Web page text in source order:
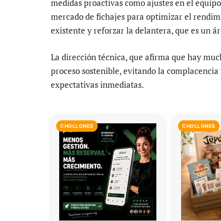
medidas proactivas como ajustes en el
mercado de fichajes para optimizar el
existente y reforzar la delantera, que es un
La dirección técnica, que afirma que hay
proceso sostenible, evitando la
expectativas inmediatas.
CHOLLONES CHOLLONES